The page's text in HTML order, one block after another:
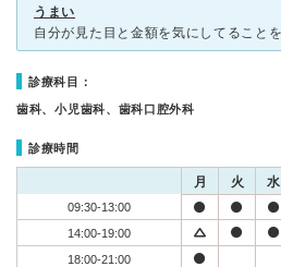
うまい
診療科目：
歯科、小児歯科、歯科口腔外科
診療時間
月 火 水
09:30-13:00
14:00-19:00
18:00-21:00